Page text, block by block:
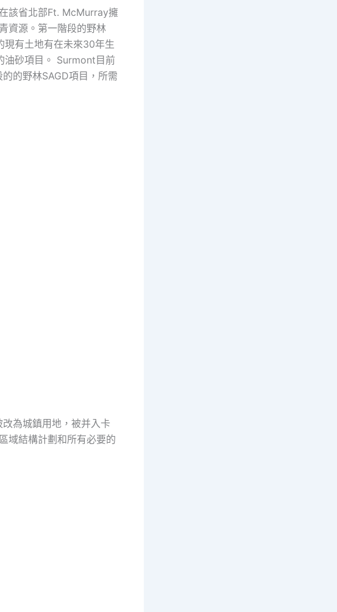
該省北部Ft. McMurray擁
資源。第一階段的野林
有土地有在未來30年生
油砂項目。 Surmont目前
的野林SAGD項目，所需
為城鎮用地，被并入卡
域結構計劃和所有必要的